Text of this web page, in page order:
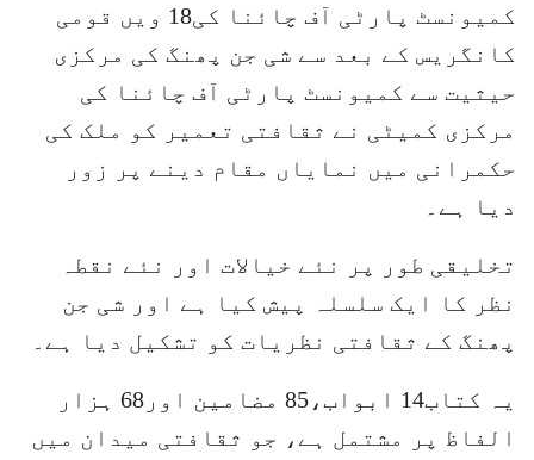
کمیونسٹ پارٹی آف چائنا کی18 ویں قومی
کانگریس کے بعد سے شی جن پھنگ کی مرکزی
حیثیت سے کمیونسٹ پارٹی آف چائنا کی
مرکزی کمیٹی نے ثقافتی تعمیر کو ملک کی
حکمرانی میں نمایاں مقام دینے پر زور
دیا ہے۔
تخلیقی طور پر نئے خیالات اور نئے نقطہ
نظر کا ایک سلسلہ پیش کیا ہے اور شی جن
پھنگ کے ثقافتی نظریات کو تشکیل دیا ہے۔
یہ کتاب14 ابواب،85 مضامین اور68 ہزار
الفاظ پر مشتمل ہے، جو ثقافتی میدان میں